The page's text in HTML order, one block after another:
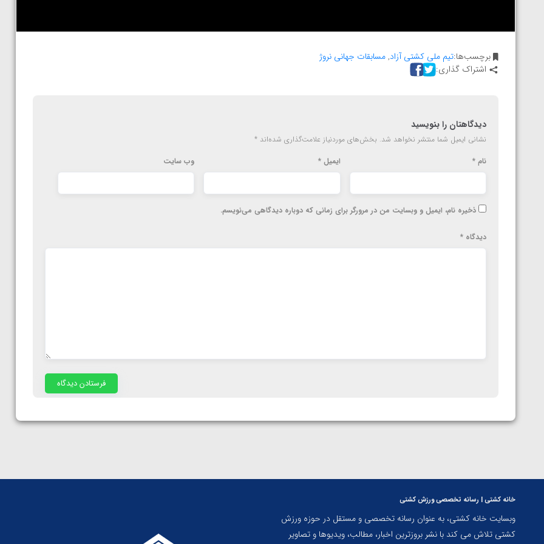
برچسب‌ها:تیم ملی کشتی آزاد,مسابقات جهانی نروژ
اشتراک گذاری:
دیدگاهتان را بنویسید
نشانی ایمیل شما منتشر نخواهد شد. بخش‌های موردنیاز علامت‌گذاری شده‌اند *
نام * ایمیل* وب‌ سایت
ذخیره نام، ایمیل و وبسایت من در مرورگر برای زمانی که دوباره دیدگاهی می‌نویسم.
دیدگاه *
خانه کشتی | رسانه تخصصی ورزش کشتی
وبسایت خانه کشتی، به عنوان رسانه تخصصی و مستقل در حوزه ورزش
کشتی تلاش می کند با نشر بروزترین اخبار، مطالب، ویدیوها و تصاویر